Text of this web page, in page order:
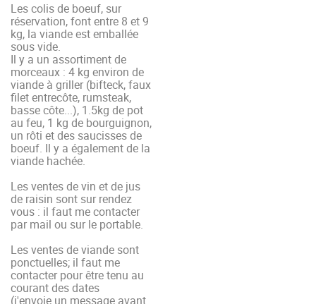
Les colis de boeuf, sur
réservation, font entre 8 et 9
kg, la viande est emballée
sous vide.
Il y a un assortiment de
morceaux : 4 kg environ de
viande à griller (bifteck, faux
filet entrecôte, rumsteak,
basse côte...), 1.5kg de pot
au feu, 1 kg de bourguignon,
un rôti et des saucisses de
boeuf. Il y a également de la
viande hachée.
Les ventes de vin et de jus
de raisin sont sur rendez
vous : il faut me contacter
par mail ou sur le portable.
Les ventes de viande sont
ponctuelles; il faut me
contacter pour être tenu au
courant des dates
(j'envoie un message avant